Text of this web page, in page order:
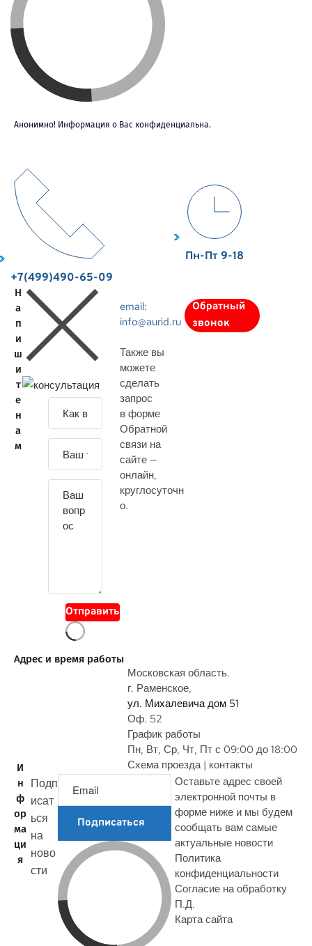
Анонимно! Информация о Вас конфиденциальна.
+7(499)490-65-09
Пн-Пт 9-18
Н
а
п
и
ш
и
т
е
н
а
м
о
Отправить
email:
info@aurid.ru
Также вы
можете
сделать
запрос
в форме
Обратной
связи на
сайте —
онлайн,
круглосуточн
о.
Обратный
звонок
Адрес и время работы
Московская область.
г. Раменское,
ул. Михалевича дом 51
Оф. 52
График работы
Пн, Вт, Ср, Чт, Пт с 09:00 до 18:00
Схема проезда | контакты
И
н
ф
ор
ма
ци
я
Подп
исат
ься
на
ново
сти
Подписаться
Оставьте адрес своей
электронной почты в
форме ниже и мы будем
сообщать вам самые
актуальные новости
Политика
конфиденциальности
Согласие на обработку
П.Д.
Карта сайта